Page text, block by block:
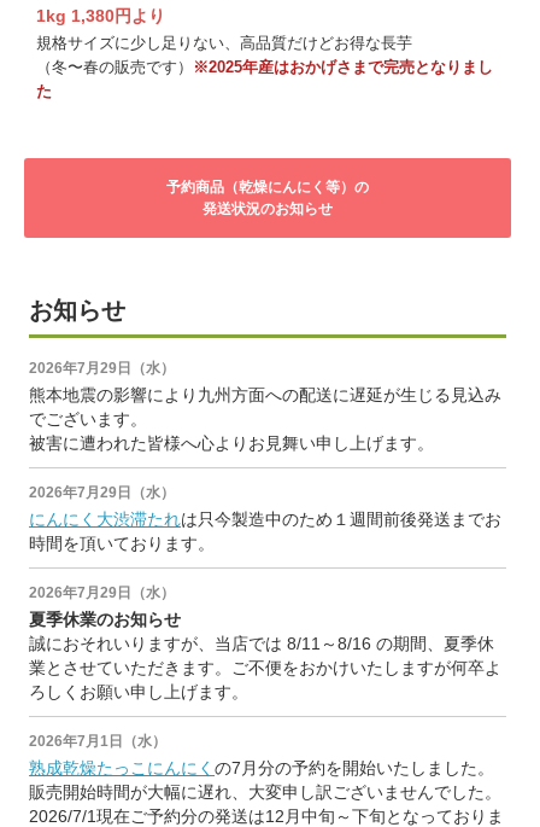
1kg 1,380円より
規格サイズに少し足りない、高品質だけどお得な長芋
（冬〜春の販売です）
※2025年産はおかげさまで完売となりまし
た
予約商品（乾燥にんにく等）の
発送状況のお知らせ
お知らせ
2026年7月29日（水）
熊本地震の影響により九州方面への配送に遅延が生じる見込み
でございます。
被害に遭われた皆様へ心よりお見舞い申し上げます。
2026年7月29日（水）
にんにく大渋滞たれは只今製造中のため１週間前後発送までお
時間を頂いております。
2026年7月29日（水）
夏季休業のお知らせ
誠におそれいりますが、当店では 8/11～8/16 の期間、夏季休
業とさせていただきます。ご不便をおかけいたしますが何卒よ
ろしくお願い申し上げます。
2026年7月1日（水）
熟成乾燥たっこにんにくの7月分の予約を開始いたしました。
販売開始時間が大幅に遅れ、大変申し訳ございませんでした。
2026/7/1現在ご予約分の発送は12月中旬～下旬となっておりま